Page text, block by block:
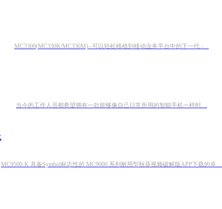
MC3300(MC330K/MC330M)--可以轻松移植到移动业务平台中的下一代 -…
当今的工作人员都希望拥有一款能够像自己日常所用的智能手机一样时…
MC9500-K 具备Symbol标志性的 MC9000 系列耐用型秋葵视频破解版APP下载的卓…